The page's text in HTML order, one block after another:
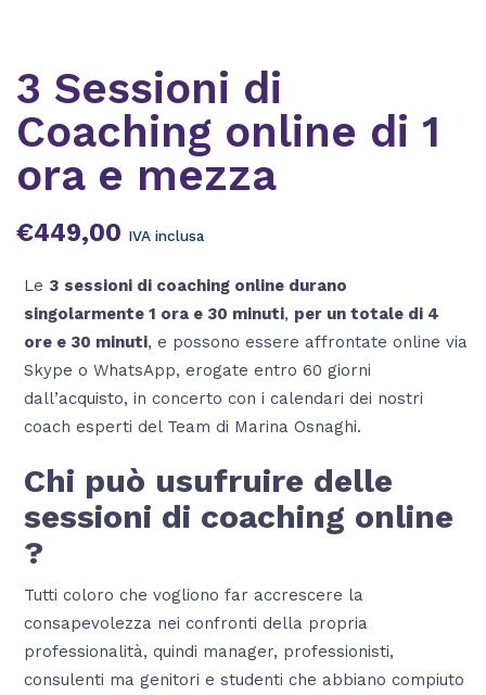
3 Sessioni di
Coaching online di 1
ora e mezza
€449,00 IVA inclusa
Le 3 sessioni di coaching online durano
singolarmente 1 ora e 30 minuti, per un totale di 4
ore e 30 minuti, e possono essere affrontate online via
Skype o WhatsApp, erogate entro 60 giorni
dall’acquisto, in concerto con i calendari dei nostri
coach esperti del Team di Marina Osnaghi.
Chi può usufruire delle
sessioni di coaching online
?
Tutti coloro che vogliono far accrescere la
consapevolezza nei confronti della propria
professionalità, quindi manager, professionisti,
consulenti ma genitori e studenti che abbiano compiuto